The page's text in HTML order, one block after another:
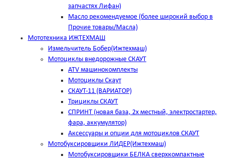
запчастях Лифан)
Масло рекомендуемое (более широкий выбор в
Прочие товары/Масла)
Мототехника ИЖТЕХМАШ
Измельчитель Бобер(Ижтехмаш)
Мотоциклы внедорожные СКАУТ
ATV машинокомплекты
Мотоциклы Скаут
СКАУТ-11 (ВАРИАТОР)
Трициклы СКАУТ
СПРИНТ (новая база, 2х местный, электростартер,
фара, аккумулятор)
Аксессуары и опции для мотоциклов СКАУТ
Мотобуксировщики ЛИДЕР(Ижтехмаш)
Мотобуксировщики БЕЛКА сверхкомпактные